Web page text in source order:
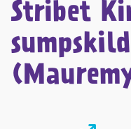
Stribet